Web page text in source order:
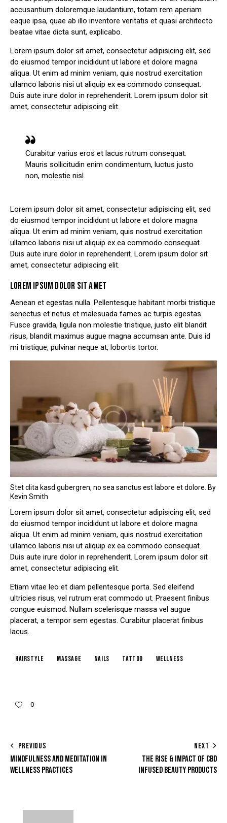
accusantium doloremque laudantium, totam rem aperiam
eaque ipsa, quae ab illo inventore veritatis et quasi architecto
beatae vitae dicta sunt, explicabo.
Lorem ipsum dolor sit amet, consectetur adipisicing elit, sed
do eiusmod tempor incididunt ut labore et dolore magna
aliqua. Ut enim ad minim veniam, quis nostrud exercitation
ullamco laboris nisi ut aliquip ex ea commodo consequat.
Duis aute irure dolor in reprehenderit. Lorem ipsum dolor sit
amet, consectetur adipiscing elit.
Curabitur varius eros et lacus rutrum consequat.
Mauris sollicitudin enim condimentum, luctus justo
non, molestie nisl.
Lorem ipsum dolor sit amet, consectetur adipisicing elit, sed
do eiusmod tempor incididunt ut labore et dolore magna
aliqua. Ut enim ad minim veniam, quis nostrud exercitation
ullamco laboris nisi ut aliquip ex ea commodo consequat.
Duis aute irure dolor in reprehenderit. Lorem ipsum dolor sit
amet, consectetur adipiscing elit.
LOREM IPSUM DOLOR SIT AMET
Aenean et egestas nulla. Pellentesque habitant morbi tristique
senectus et netus et malesuada fames ac turpis egestas.
Fusce gravida, ligula non molestie tristique, justo elit blandit
risus, blandit maximus augue magna accumsan ante. Duis id
mi tristique, pulvinar neque at, lobortis tortor.
Stet clita kasd gubergren, no sea sanctus est labore et dolore. By
Kevin Smith
Lorem ipsum dolor sit amet, consectetur adipisicing elit, sed
do eiusmod tempor incididunt ut labore et dolore magna
aliqua. Ut enim ad minim veniam, quis nostrud exercitation
ullamco laboris nisi ut aliquip ex ea commodo consequat.
Duis aute irure dolor in reprehenderit. Lorem ipsum dolor sit
amet, consectetur adipiscing elit.
Etiam vitae leo et diam pellentesque porta. Sed eleifend
ultricies risus, vel rutrum erat commodo ut. Praesent finibus
congue euismod. Nullam scelerisque massa vel augue
placerat, a tempor sem egestas. Curabitur placerat finibus
lacus.
hairstyle massage nails tattoo wellness
0
PREVIOUS
MINDFULNESS AND MEDITATION IN
WELLNESS PRACTICES
NEXT
THE RISE & IMPACT OF CBD
INFUSED BEAUTY PRODUCTS